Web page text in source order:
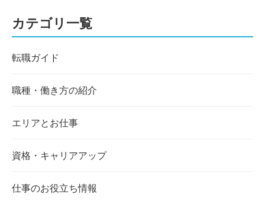
カテゴリ一覧
転職ガイド
職種・働き方の紹介
エリアとお仕事
資格・キャリアアップ
仕事のお役立ち情報